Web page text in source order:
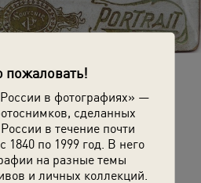
пожаловать!
в фотографиях» —
сделанных
в течение почти
1840 по 1999 год. В него
на разные темы
и личных коллекций.